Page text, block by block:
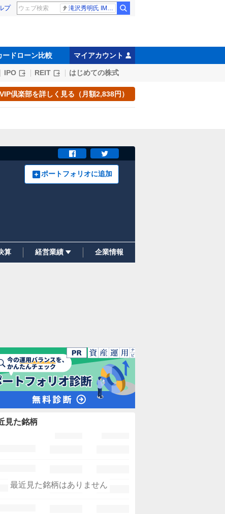
プ 滝沢秀明氏 IMPACT26
ードローン比較 マイアカウント
IPO REIT はじめての株式
VIP倶楽部を詳しく見る（月額2,838円）
ポートフォリオに追加
算 経営業績 企業情報
見た銘柄
最近見た銘柄はありません